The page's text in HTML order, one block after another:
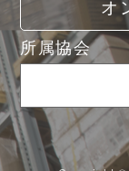
オ
所属協会